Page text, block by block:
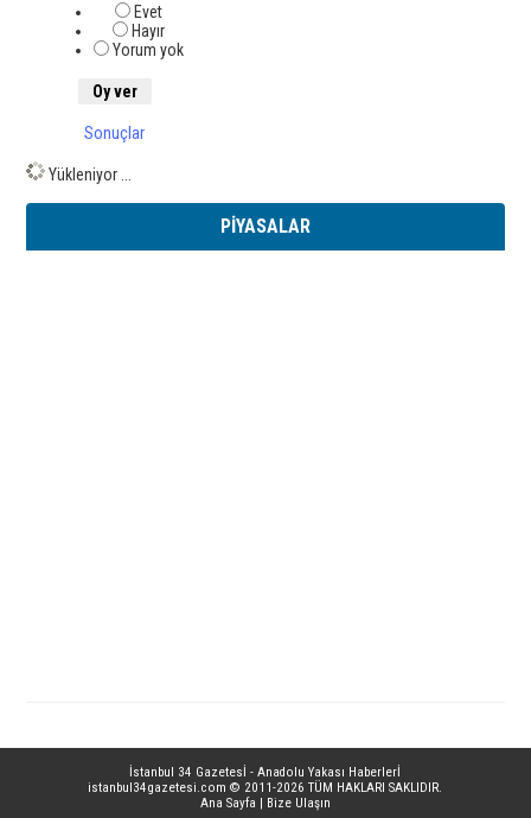
Evet
Hayır
Yorum yok
Sonuçlar
Yükleniyor ...
PİYASALAR
İstanbul 34 Gazetesİ - Anadolu Yakası Haberlerİ
istanbul34gazetesi.com © 2011-2026 TÜM HAKLARI SAKLIDIR.
Ana Sayfa | Bize Ulaşın